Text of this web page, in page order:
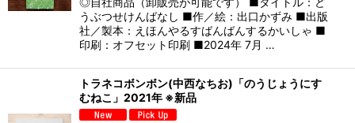
うぶつせけんばなし ■作／絵：出口かずみ ■出版
社／製本：えほんやるすばんばんするかいしゃ ■
印刷：オフセット印刷 ■2024年 7月 …
トラネコボンボン(中西なちお)「のうじょうにす
むねこ」2021年 ※新品